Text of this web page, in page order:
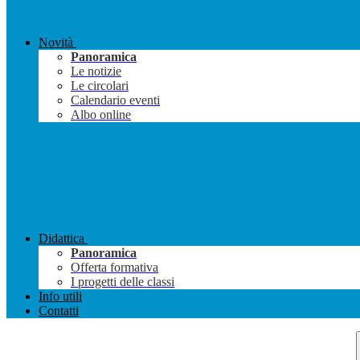
Novità
Panoramica
Le notizie
Le circolari
Calendario eventi
Albo online
Didattica
Panoramica
Offerta formativa
I progetti delle classi
Info utili
Contatti